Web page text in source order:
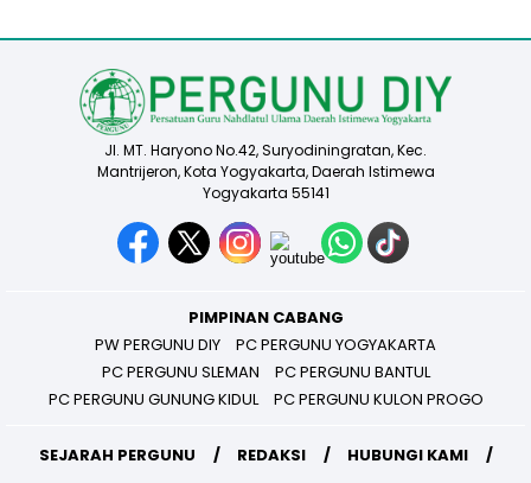
Jl. MT. Haryono No.42, Suryodiningratan, Kec.
Mantrijeron, Kota Yogyakarta, Daerah Istimewa
Yogyakarta 55141
PIMPINAN CABANG
PW PERGUNU DIY
PC PERGUNU YOGYAKARTA
PC PERGUNU SLEMAN
PC PERGUNU BANTUL
PC PERGUNU GUNUNG KIDUL
PC PERGUNU KULON PROGO
SEJARAH PERGUNU REDAKSI
HUBUNGI KAMI